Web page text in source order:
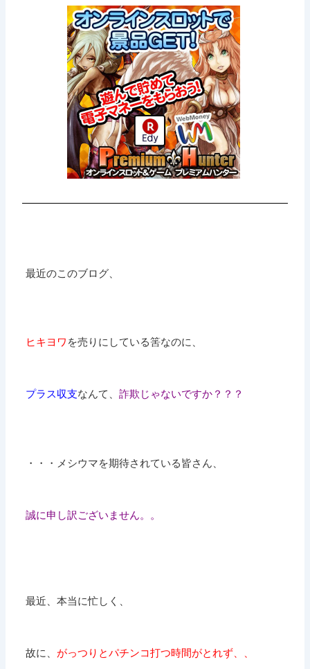
最近のこのブログ、
ヒキヨワ を売りにしている筈なのに、
プラス収支なんて、詐欺じゃないですか？？？
・・・メシウマを期待されている皆さん、
誠に申し訳ございません。。
最近、本当に忙しく、
故に、 がっつりとパチンコ打つ時間がとれず、、